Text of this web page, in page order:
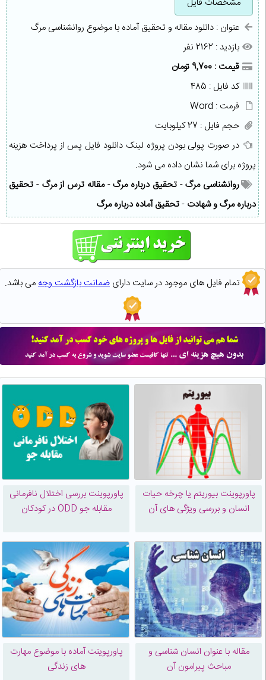
عنوان : دانلود مقاله و تحقیق آماده با موضوع روانشناسی مرگ
بازدید : 2162 نفر
قیمت : 9,700 تومان
کد فایل : 485
فرمت : Word
حجم فایل : 27 کیلوبایت
در صورت پولی بودن پروژه لینک دانلود فایل پس از پرداخت هزینه
پروژه برای شما نشان داده می شود.
روانشناسی مرگ- تحقیق درباره مرگ-مقاله ترس از مرگ- تحقیق
درباره مرگ و شهادت-تحقیق آماده درباره مرگ
تمام فایل های موجود در سایت دارای ضمانت بازگشت وجهمی باشد.
پاورپوینت بيوريتم یا چرخه حیات
انسان و بررسی ویژگی های آن
پاورپوینت بررسی اختلال نافرمانی
مقابله جو ODD در کودکان
مقاله با عنوان انسان شناسی و
مباحث پیرامون آن
پاورپوینت آماده با موضوع مهارت
های زندگی